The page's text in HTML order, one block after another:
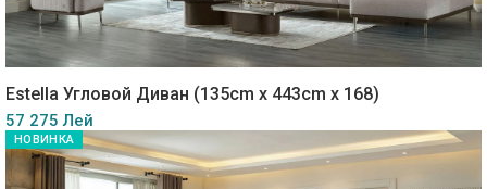
Estella Угловой Диван (135cm x 443cm x 168)
57 275 Лей
НОВИНКА